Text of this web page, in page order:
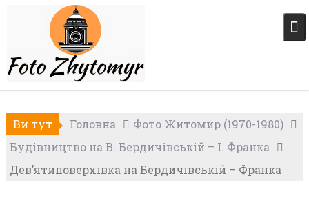
Ви тут Головна
Фото Житомир (1970-1980)
Будівництво на В. Бердичівській – І. Франка
Дев’ятиповерхівка на Бердичівській – Франка